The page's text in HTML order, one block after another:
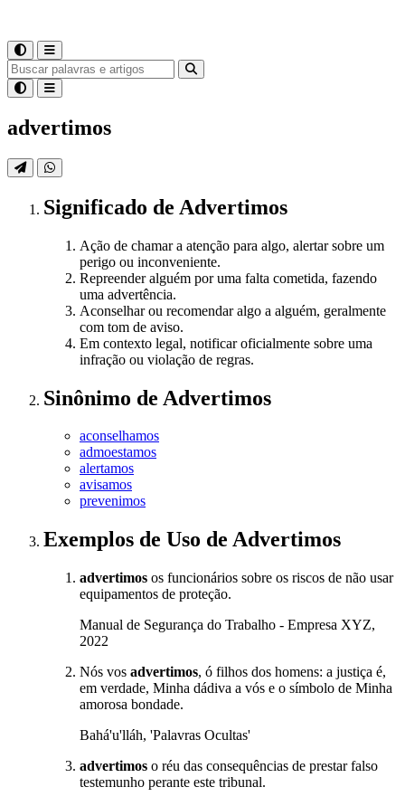
advertimos
Significado de Advertimos
Ação de chamar a atenção para algo, alertar sobre um
perigo ou inconveniente.
Repreender alguém por uma falta cometida, fazendo
uma advertência.
Aconselhar ou recomendar algo a alguém, geralmente
com tom de aviso.
Em contexto legal, notificar oficialmente sobre uma
infração ou violação de regras.
Sinônimo de Advertimos
aconselhamos
admoestamos
alertamos
avisamos
prevenimos
Exemplos de Uso de Advertimos
advertimos os funcionários sobre os riscos de não usar
equipamentos de proteção.
Manual de Segurança do Trabalho - Empresa XYZ,
2022
Nós vos advertimos, ó filhos dos homens: a justiça é,
em verdade, Minha dádiva a vós e o símbolo de Minha
amorosa bondade.
Bahá'u'lláh, 'Palavras Ocultas'
advertimos o réu das consequências de prestar falso
testemunho perante este tribunal.